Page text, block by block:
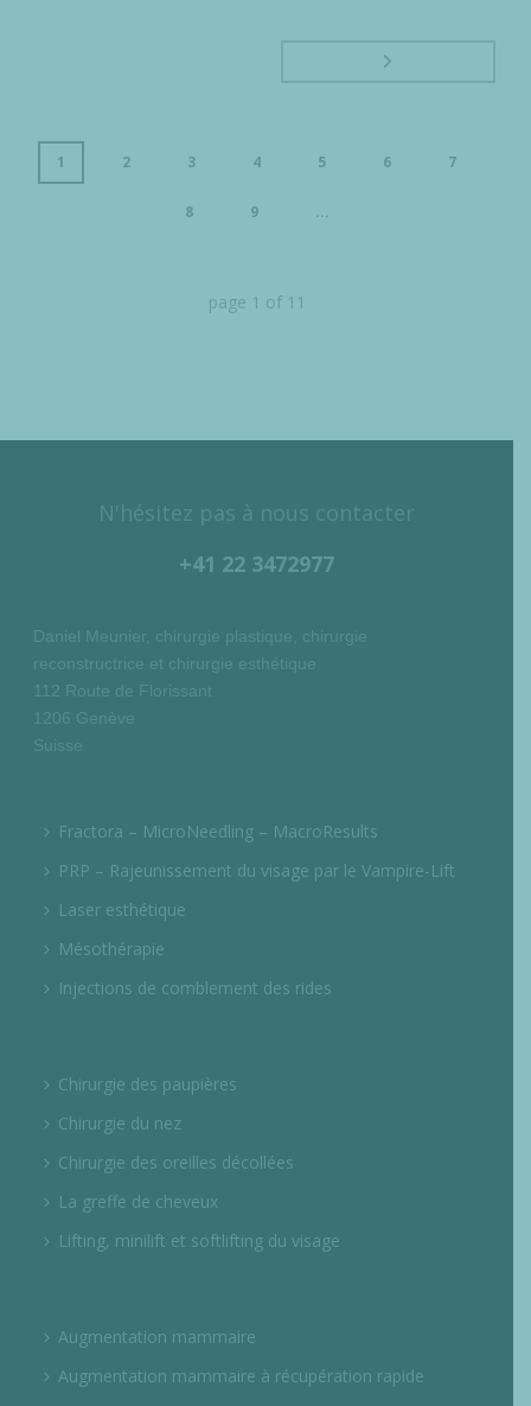
1 2 3 4 5 6 7
8 9 ...
page 1 of 11
N'hésitez pas à nous contacter
+41 22 3472977
Daniel Meunier, chirurgie plastique, chirurgie
reconstructrice et chirurgie esthétique
112 Route de Florissant
1206 Genève
Suisse
Fractora – MicroNeedling – MacroResults
PRP – Rajeunissement du visage par le Vampire-Lift
Laser esthétique
Mésothérapie
Injections de comblement des rides
Chirurgie des paupières
Chirurgie du nez
Chirurgie des oreilles décollées
La greffe de cheveux
Lifting, minilift et softlifting du visage
Augmentation mammaire
Augmentation mammaire à récupération rapide